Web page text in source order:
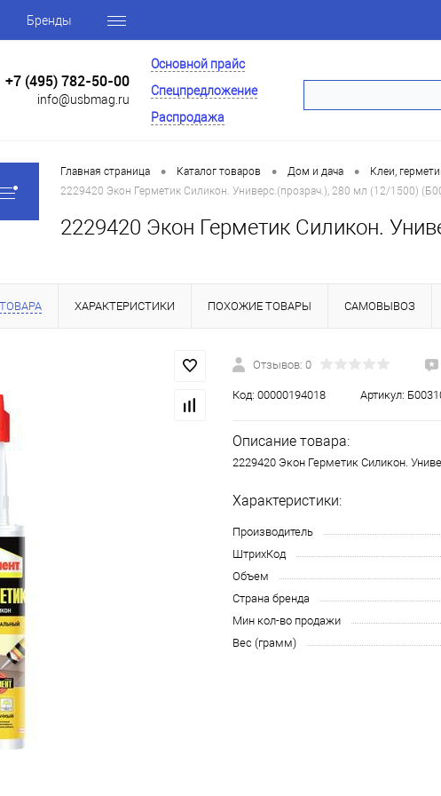
Бренды
+7 (495) 782-50-00
info@usbmag.ru
Основной прайс
Спецпредложение
Распродажа
Главная страница • Каталог товаров • Дом и дача • Клеи,
2229420 Экон Герметик Силикон. Универс.(прозрач.), 280 мл (12/1500)
2229420 Экон Герметик Силикон.
ХАРАКТЕРИСТИКИ ПОХОЖИЕ ТОВАРЫ САМОВЫВОЗ
Отзывов: 0
Код: 00000194018 Артикул:
Описание товара:
2229420 Экон Герметик Силикон.
Характеристики:
Производитель
ШтрихКод
Объем
Страна бренда
Мин кол-во продажи
Вес (грамм)